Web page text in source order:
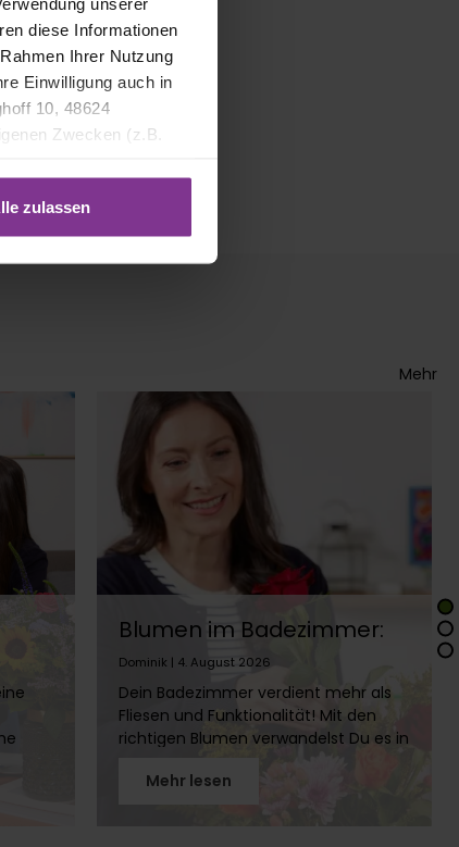
unserer
diese Informationen
Ihrer Nutzung
Einwilligung auch in
10, 48624
Zwecken (z.B.
zulassen
Mehr
Blumen im Badezimmer:
Die besten Pflanzen fürs
Bad
Dominik | 4. August 2026
Dein Badezimmer verdient mehr als
Fliesen und Funktionalität! Mit den
richtigen Blumen verwandelst Du es in
welche Pflanzen sich für Bäder ohne
Mehr lesen